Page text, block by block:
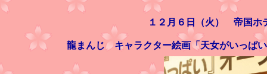
１２月６日（火） 帝国ホ
龍まんじ キャラクター絵画「天女がいっぱ